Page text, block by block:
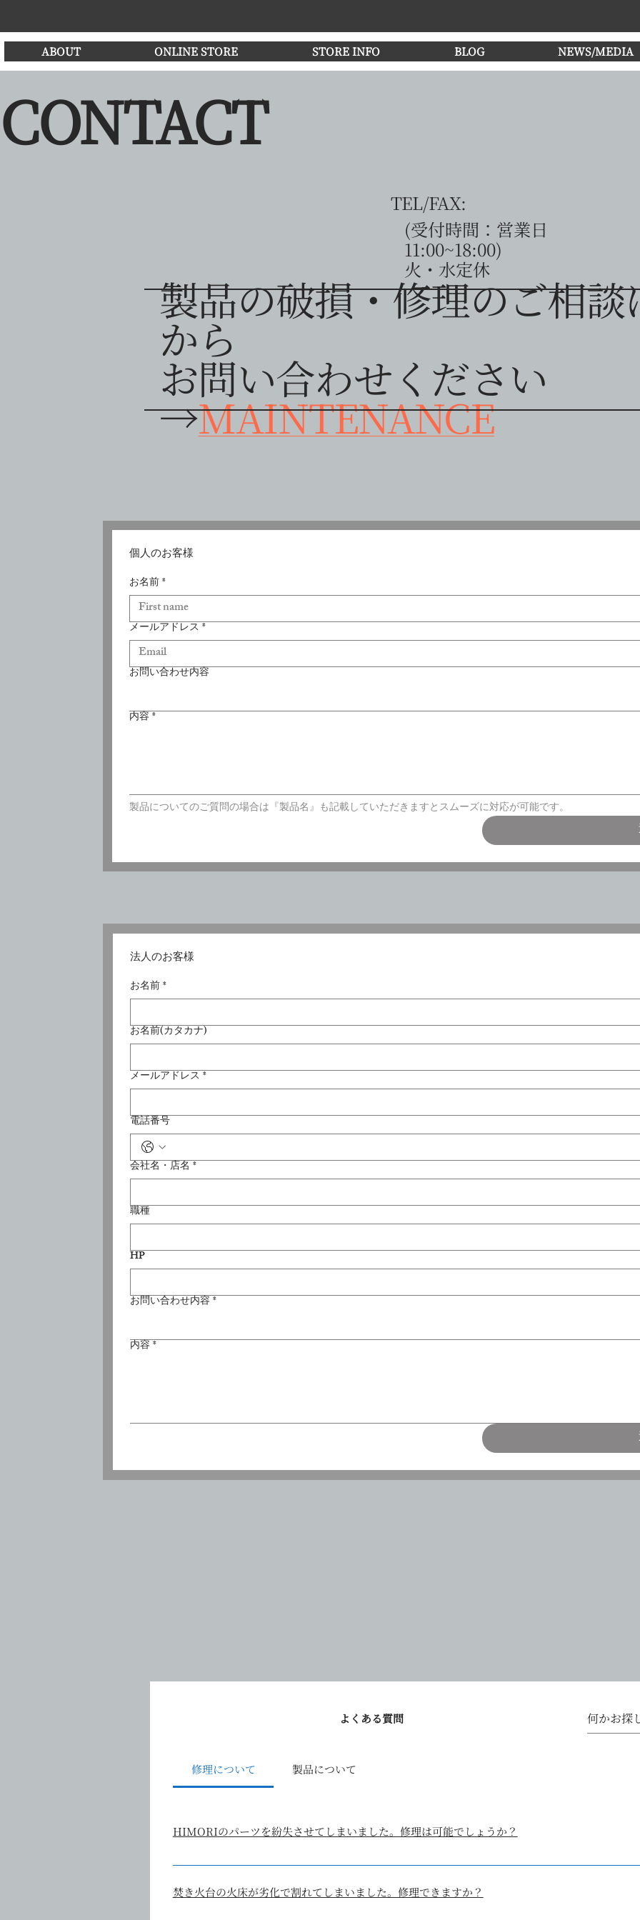
ABOUT ONLINE STORE STORE INFO BLOG NEWS/MEDIA
よくある質問
修理について 製品について
HIMORIのパーツを紛失させてしまいました。修理は可能でしょうか？
HIMORIのリペアパーツをご購入いただきご自身でのパーツ交換が可能となっております。
弊社工場でのパーツ交換も承っております。
焚き火台の火床が劣化で割れてしまいました。修理できますか？
CONTACT
TEL/FAX:
​(受付時間：営業日
11:00~18:00)
​火・水定休
製品の破損・修理のご相談
から
お問い合わせください
​→MAINTENANCE
個人のお客様
お名前*
メールアドレス *
お問い合わせ内容
内容 *
製品についてのご質問の場合は『製品名』も記載していただきますとスムーズに対応が可能です。
法人のお客様
お名前*
お名前(カタカナ)
メールアドレス*
電話番号
会社名・店名*
職種
HP
お問い合わせ内容*
内容*